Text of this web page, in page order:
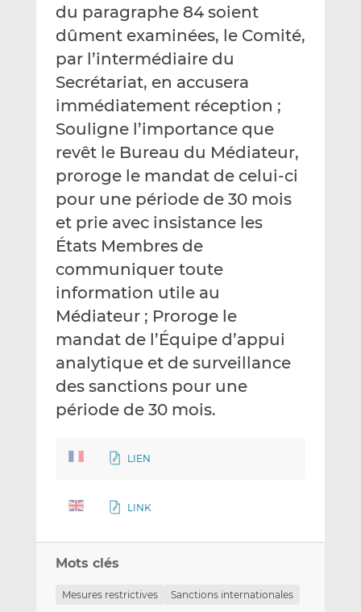
du paragraphe 84 soient
dûment examinées, le Comité,
par l’intermédiaire du
Secrétariat, en accusera
immédiatement réception ;
Souligne l’importance que
revêt le Bureau du Médiateur,
proroge le mandat de celui‑ci
pour une période de 30 mois
et prie avec insistance les
États Membres de
communiquer toute
information utile au
Médiateur ; Proroge le
mandat de l’Équipe d’appui
analytique et de surveillance
des sanctions pour une
période de 30 mois.
LIEN
LINK
Mots clés
Mesures restrictives Sanctions internationales